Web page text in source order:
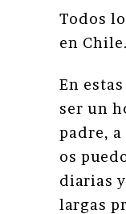
Todos
en Chile.
En
ser un
padre, a
os
diarias
largas